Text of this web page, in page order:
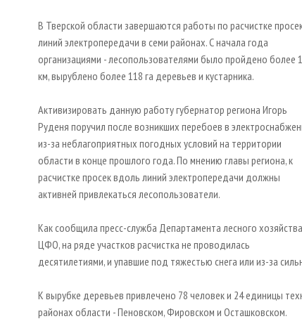
В Тверской области завершаются работы по расчистке
линий электропередачи в семи районах. С начала года
организациями - лесопользователями было пройдено более
км, вырублено более 118 га деревьев и кустарника.
Активизировать данную работу губернатор региона Игорь
Руденя поручил после возникших перебоев в
из-за неблагоприятных погодных условий на территории
области в конце прошлого года. По мнению главы региона, к
расчистке просек вдоль линий электропередачи должны
активней привлекаться лесопользователи.
Как сообщила пресс-служба Департамента лесного
ЦФО, на ряде участков расчистка не проводилась
десятилетиями, и упавшие под тяжестью снега или из-за
К вырубке деревьев привлечено 78 человек и 24 единицы
районах области - Пеновском, Фировском и Осташковском.